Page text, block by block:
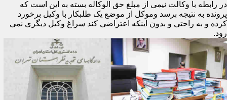
در رابطه با وکالت نیمی از مبلغ حق الوکاله بسته به این است که
پرونده به نتیجه برسد وموکل از موضع یک طلبکار با وکیل برخورد
کرده و به راحتی و بدون اینکه اعتراضی کند سراغ وکیل دیگری نمی
رود.